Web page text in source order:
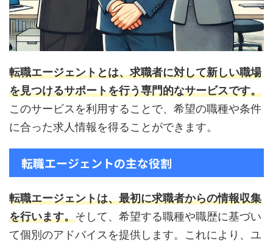
転職エージェントとは、求職者に対して新しい職場
を見つけるサポートを行う専門的なサービスです。
このサービスを利用することで、希望の職種や条件
に合った求人情報を得ることができます。
転職エージェントの主な役割
転職エージェントは、最初に求職者からの情報収集
を行います。そして、希望する職種や職歴に基づい
て個別のアドバイスを提供します。これにより、ユ